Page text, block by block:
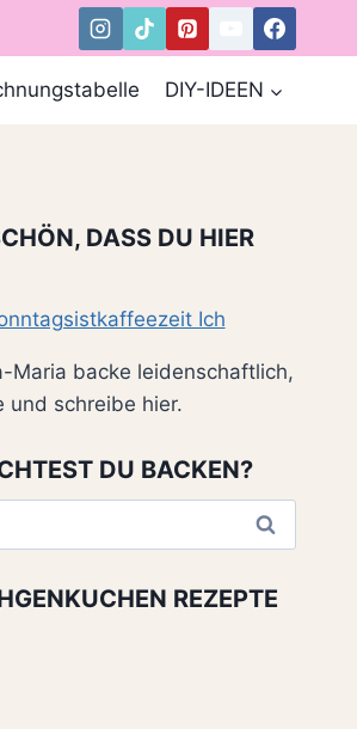
DIY-IDEEN
DASS DU HIER
Maria backe leidenschaftlich,
und schreibe hier.
DU BACKEN?
REZEPTE